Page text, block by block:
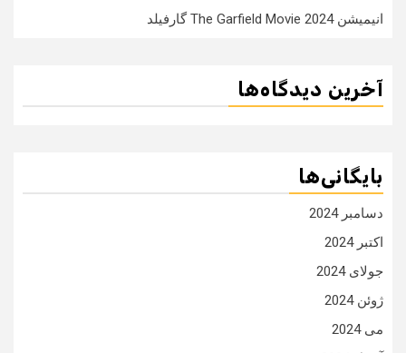
انیمیشن The Garfield Movie 2024 گارفیلد
آخرین دیدگاه‌ها
بایگانی‌ها
دسامبر 2024
اکتبر 2024
جولای 2024
ژوئن 2024
می 2024